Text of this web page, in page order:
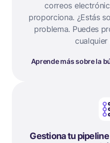
correos
proporciona. ¿Estás
problema. Puedes
cualquier
Aprende más sobre la
Gestiona tu